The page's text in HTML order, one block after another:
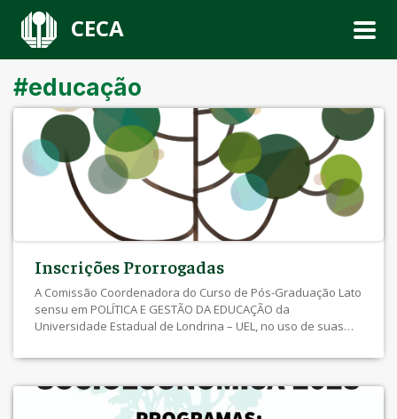
CECA
#educação
Inscrições Prorrogadas
A Comissão Coordenadora do Curso de Pós-Graduação Lato
sensu em POLÍTICA E GESTÃO DA EDUCAÇÃO da
Universidade Estadual de Londrina – UEL, no uso de suas
PROPPG/DPG/DAM, torna público aos interessados que
ingresso em 2025/2. As inscrições foram prorrogadas […]